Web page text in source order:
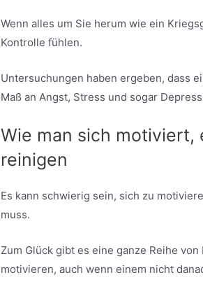
Wenn alles um Sie herum wie ein
Kontrolle fühlen.
Untersuchungen haben ergeben, dass
Maß an Angst, Stress und sogar
Wie man sich motiviert,
reinigen
Es kann schwierig sein, sich zu
muss.
Zum Glück gibt es eine ganze Reihe
motivieren, auch wenn einem nicht